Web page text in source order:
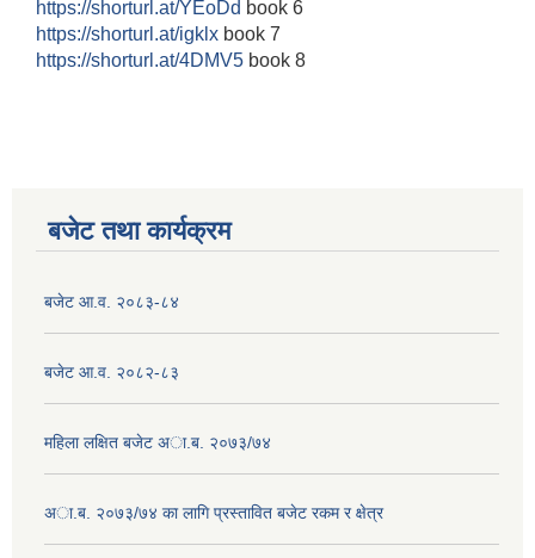
https://shorturl.at/YEoDd book 6
https://shorturl.at/igklx book 7
https://shorturl.at/4DMV5 book 8
बजेट तथा कार्यक्रम
बजेट आ.व. २०८३-८४
बजेट आ.व. २०८२-८३
महिला लक्षित बजेट अा.ब. २०७३/७४
अा.ब. २०७३/७४ का लागि प्रस्तावित बजेट रकम र क्षेत्र